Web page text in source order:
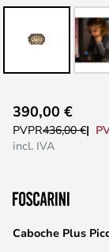
al
comienzo
galería
imágenes
Caboche Plus
390,00 €
PVPR436,00 €
incl. IVA